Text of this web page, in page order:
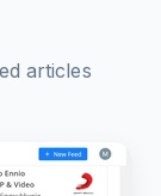
articles